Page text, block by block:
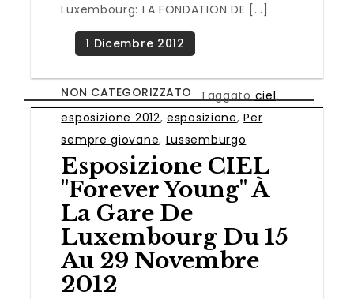
Luxembourg: LA FONDATION DE [...]
NON CATEGORIZZATO Taggato ciel,
esposizione 2012,esposizione,Per
sempre giovane, Lussemburgo
Esposizione CIEL
"Forever Young" À
La Gare De
Luxembourg Du 15
Au 29 Novembre
2012